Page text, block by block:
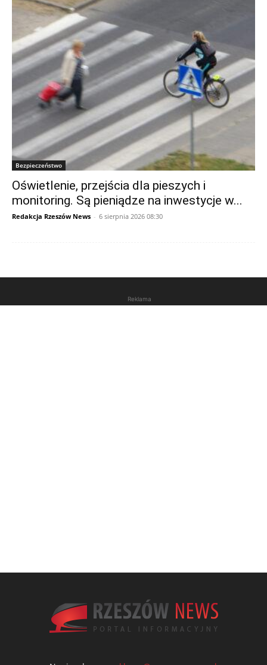
Bezpieczeństwo
Oświetlenie, przejścia dla pieszych i
monitoring. Są pieniądze na inwestycje w...
Redakcja Rzeszów News - 6 sierpnia 2026 08:30
Reklama